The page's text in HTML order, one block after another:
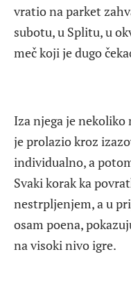
vratio na parket
subotu, u Splitu, u
meč koji je dugo
Iza njega je
je prolazio kroz
individualno, a
Svaki korak ka
nestrpljenjem, a u
osam poena,
na visoki nivo igre.